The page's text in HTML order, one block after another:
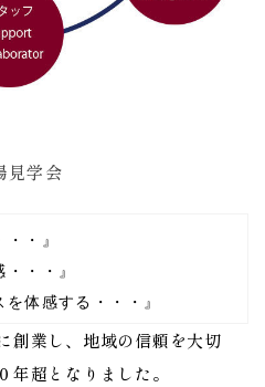
見学会
・』
・・・』
を体感する・・・』
創業し、地域の信頼を大切
年超となりました。